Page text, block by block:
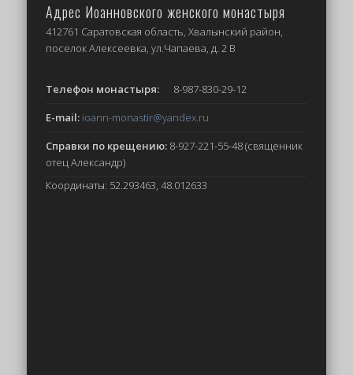
Адрес Иоанновского женского монастыря
412761 Саратовская область, Хвалынский район,
поселок Алексеевка, ул.Чапаева, д. 2 В
Телефон монастыря:
8-987-830-29-12
E-mail: ioann-monastir@yandex.ru
Справки по крещению: 8-927-221-55-48 (священник
отец Александр)
Координаты: 52.293463, 48.012633